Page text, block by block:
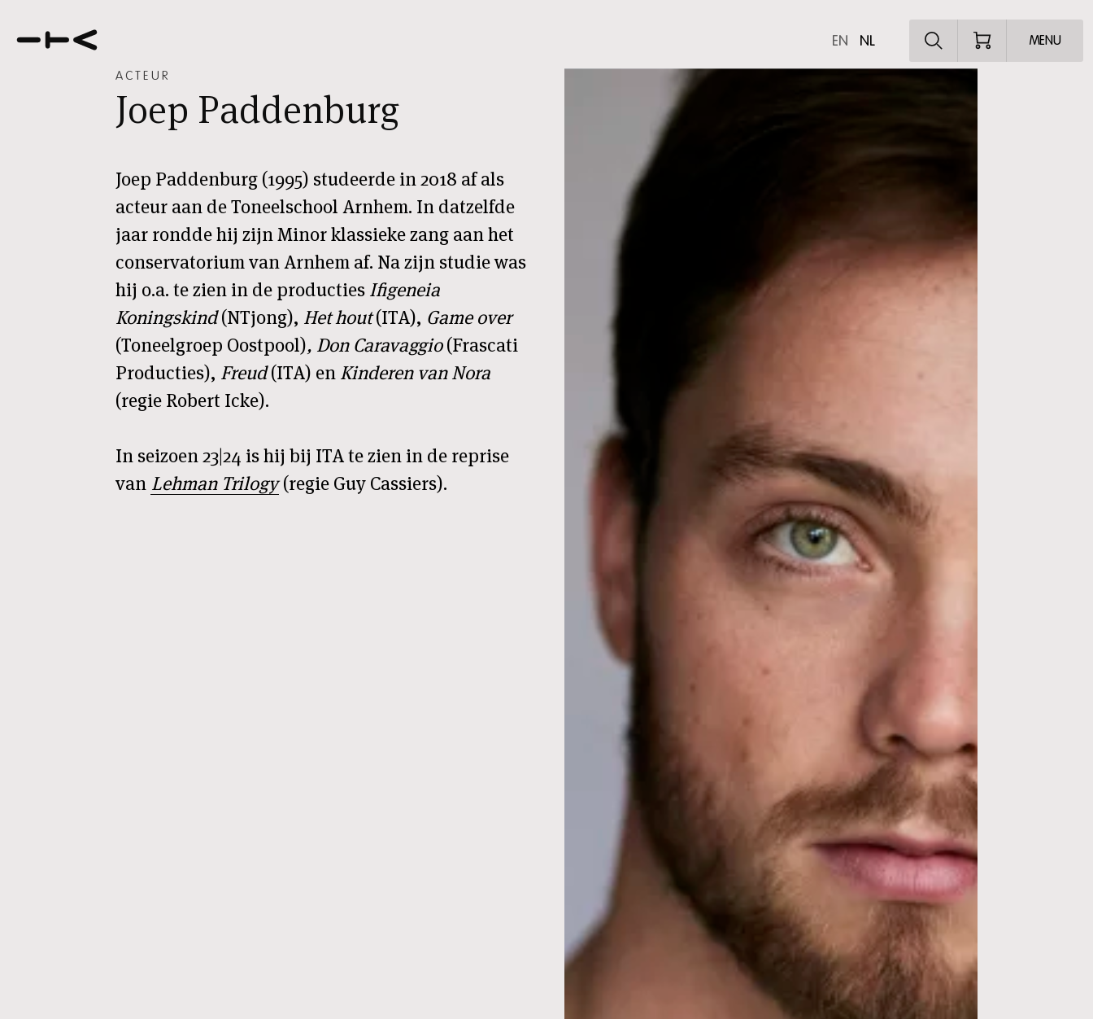
EN NL Ontdek het
MENU
ACTEUR
Joep Paddenburg
Joep Paddenburg (1995) studeerde in 2018 af als
acteur aan de Toneelschool Arnhem. In datzelfde
jaar rondde hij zijn Minor klassieke zang aan het
conservatorium van Arnhem af. Na zijn studie was
hij o.a. te zien in de producties Ifigeneia
Koningskind(NTjong), Het hout(ITA), Game over
(Toneelgroep Oostpool), Don Caravaggio(Frascati
Producties), Freud(ITA) en Kinderen van Nora
(regie Robert Icke).
In seizoen 23|24 is hij bij ITA te zien in de reprise
van Lehman Trilogy (regie Guy Cassiers).